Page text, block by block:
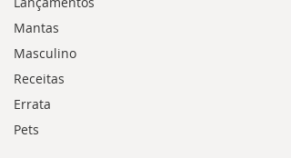
Mantas
Masculino
Receitas
Errata
Pets